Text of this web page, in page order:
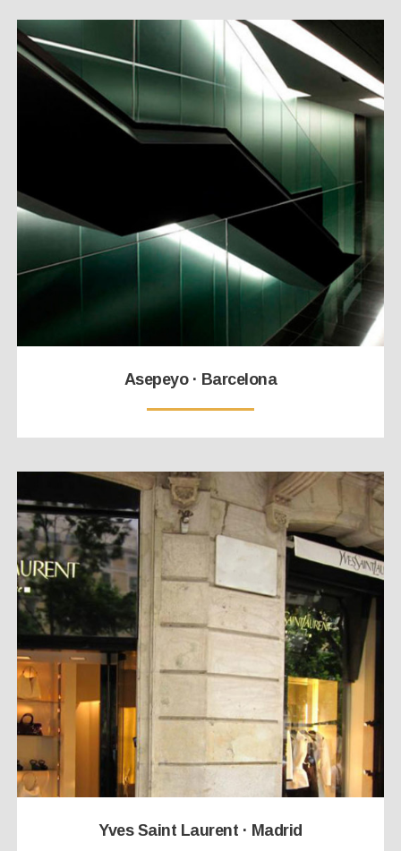
Asepeyo · Barcelona
Yves Saint Laurent · Madrid